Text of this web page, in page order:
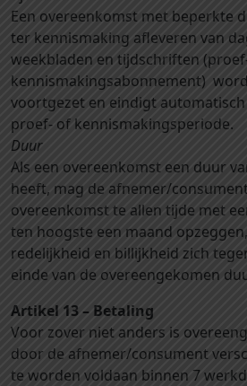
Een overeenkomst met beperkte
ter kennismaking afleveren van
weekbladen en tijdschriften
kennismakingsabonnement)
voortgezet en eindigt
proef- of kennismakingsperiode.
Duur
Als een overeenkomst een duur
heeft, mag de afnemer/
overeenkomst te allen tijde met
ten hoogste een maand
redelijkheid en billijkheid zich
einde van de overeengekomen
Artikel 13 – Betaling
Voor zover niet anders is
door de afnemer/consument
te worden voldaan binnen 7